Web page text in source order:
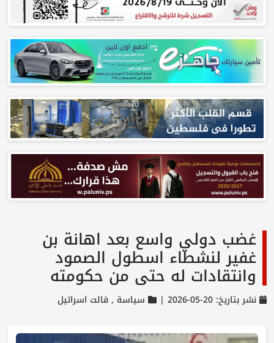
غضب دولي واسع بعد اهانة بن
غفير لنشطاء اسطول الصمود
وانتقادات له حتى من حكومته
نشر بتاريخ: 20-05-2026 | سياسة ,قالت اسرائيل